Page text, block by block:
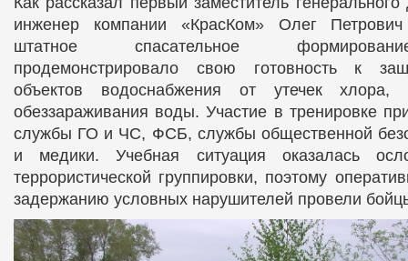
инженер компании «КрасКом» Олег
штатное спасательное
продемонстрировало свою готовность к
объектов водоснабжения от утечек хлора,
обеззараживания воды. Участие в тренировке
службы ГО и ЧС, ФСБ, службы общественной
и медики. Учебная ситуация оказалась
террористической группировки, поэтому
задержанию условных нарушителей провели